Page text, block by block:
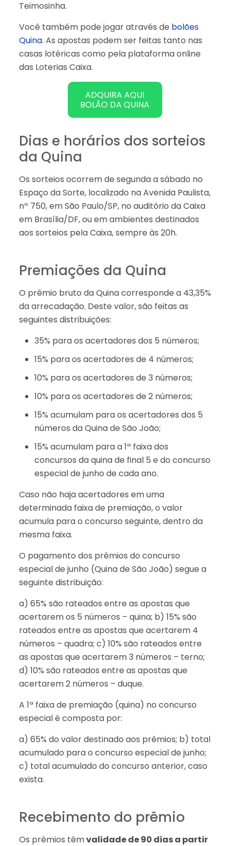
Teimosinha.
Você também pode jogar através de bolões
Quina. As apostas podem ser feitas tanto nas
casas lotéricas como pela plataforma online
das Loterias Caixa.
ADQUIRA AQUI
BOLÃO DA QUINA
Dias e horários dos sorteios
da Quina
Os sorteios ocorrem de segunda a sábado no
Espaço da Sorte, localizado na Avenida Paulista,
nº 750, em São Paulo/SP, no auditório da Caixa
em Brasília/DF, ou em ambientes destinados
aos sorteios pela Caixa, sempre às 20h.
Premiações da Quina
O prêmio bruto da Quina corresponde a 43,35%
da arrecadação. Deste valor, são feitas as
seguintes distribuições:
35% para os acertadores dos 5 números;
15% para os acertadores de 4 números;
10% para os acertadores de 3 números;
10% para os acertadores de 2 números;
15% acumulam para os acertadores dos 5
números da Quina de São João;
15% acumulam para a 1ª faixa dos
concursos da quina de final 5 e do concurso
especial de junho de cada ano.
Caso não haja acertadores em uma
determinada faixa de premiação, o valor
acumula para o concurso seguinte, dentro da
mesma faixa.
O pagamento dos prêmios do concurso
especial de junho (Quina de São João) segue a
seguinte distribuição:
a) 65% são rateados entre as apostas que
acertarem os 5 números – quina; b) 15% são
rateados entre as apostas que acertarem 4
números – quadra; c) 10% são rateados entre
as apostas que acertarem 3 números – terno;
d) 10% são rateados entre as apostas que
acertarem 2 números – duque.
A 1ª faixa de premiação (quina) no concurso
especial é composta por:
a) 65% do valor destinado aos prêmios; b) total
acumulado para o concurso especial de junho;
c) total acumulado do concurso anterior, caso
exista.
Recebimento do prêmio
Os prêmios têmvalidade de 90 dias a partir